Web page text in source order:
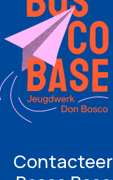
Contacteer